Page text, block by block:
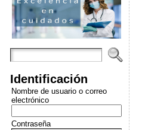
Identificación
Nombre de usuario o correo
electrónico
Contraseña